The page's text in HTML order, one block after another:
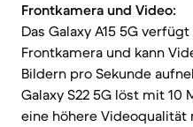
Frontkamera und Video:
Das Galaxy A15 5G
Frontkamera und kann
Bildern pro Sekunde
Galaxy S22 5G löst mit
eine höhere